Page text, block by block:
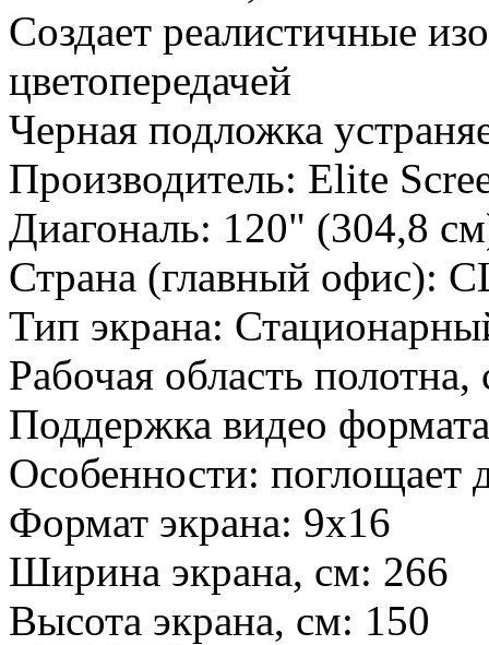
Создает реалистичные
цветопередачей
Черная подложка
Производитель: Elite
Диагональ: 120" (304,8
Страна (главный офис):
Тип экрана:
Рабочая область
Поддержка видео
Особенности: поглощает
Формат экрана: 9х16
Ширина экрана, см: 266
Высота экрана, см: 150